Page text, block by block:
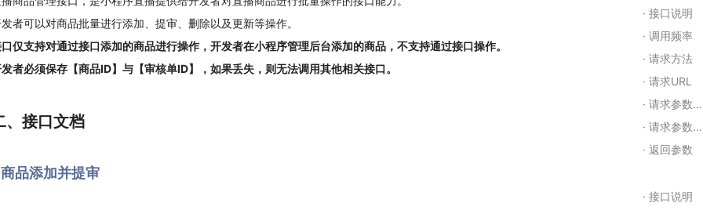
者可以对商品批量进行添加、提审、删除以及更新等操作。
仅支持对通过接口添加的商品进行操作，开发者在小程序管理后台添加的商品，不支持通过接口操作。
者必须保存【商品ID】与【审核单ID】，如果丢失，则无法调用其他相关接口。
、接口文档
品添加并提审
接口说明
调用频率
请求方法
请求URL
请求参数示例： json
请求参数含义
返回参数
接口说明